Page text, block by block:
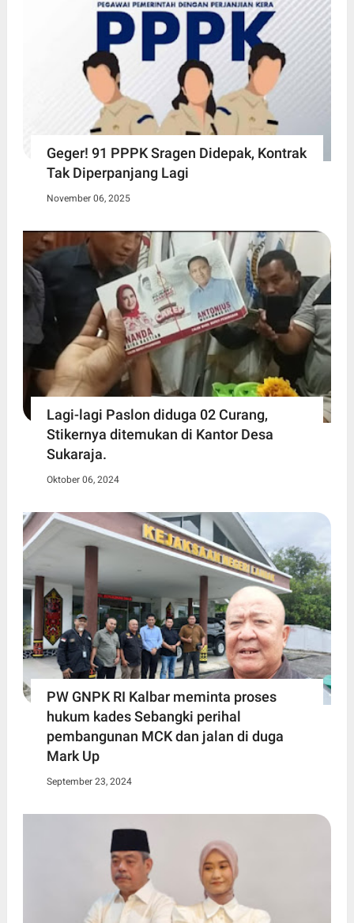
Geger! 91 PPPK Sragen Didepak, Kontrak
Tak Diperpanjang Lagi
November 06, 2025
Lagi-lagi Paslon diduga 02 Curang,
Stikernya ditemukan di Kantor Desa
Sukaraja.
Oktober 06, 2024
PW GNPK RI Kalbar meminta proses
hukum kades Sebangki perihal
pembangunan MCK dan jalan di duga
Mark Up
September 23, 2024